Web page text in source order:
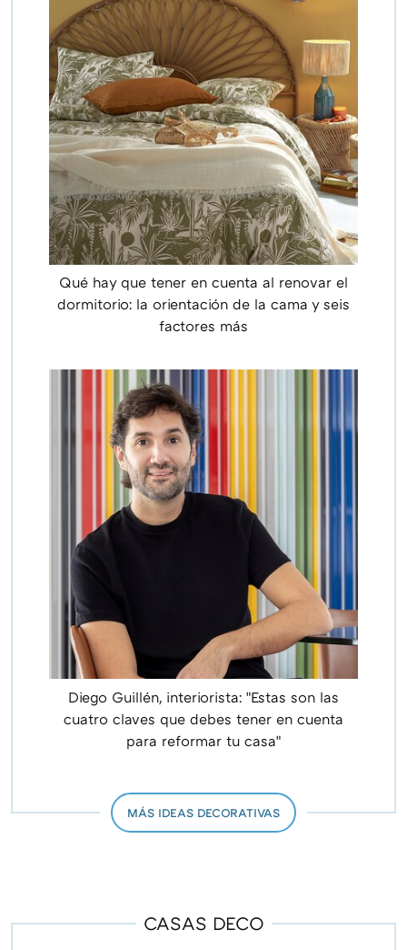
Qué hay que tener en cuenta al renovar el
dormitorio: la orientación de la cama y seis
factores más
Diego Guillén, interiorista: "Estas son las
cuatro claves que debes tener en cuenta
para reformar tu casa"
MÁS IDEAS DECORATIVAS
CASAS DECO